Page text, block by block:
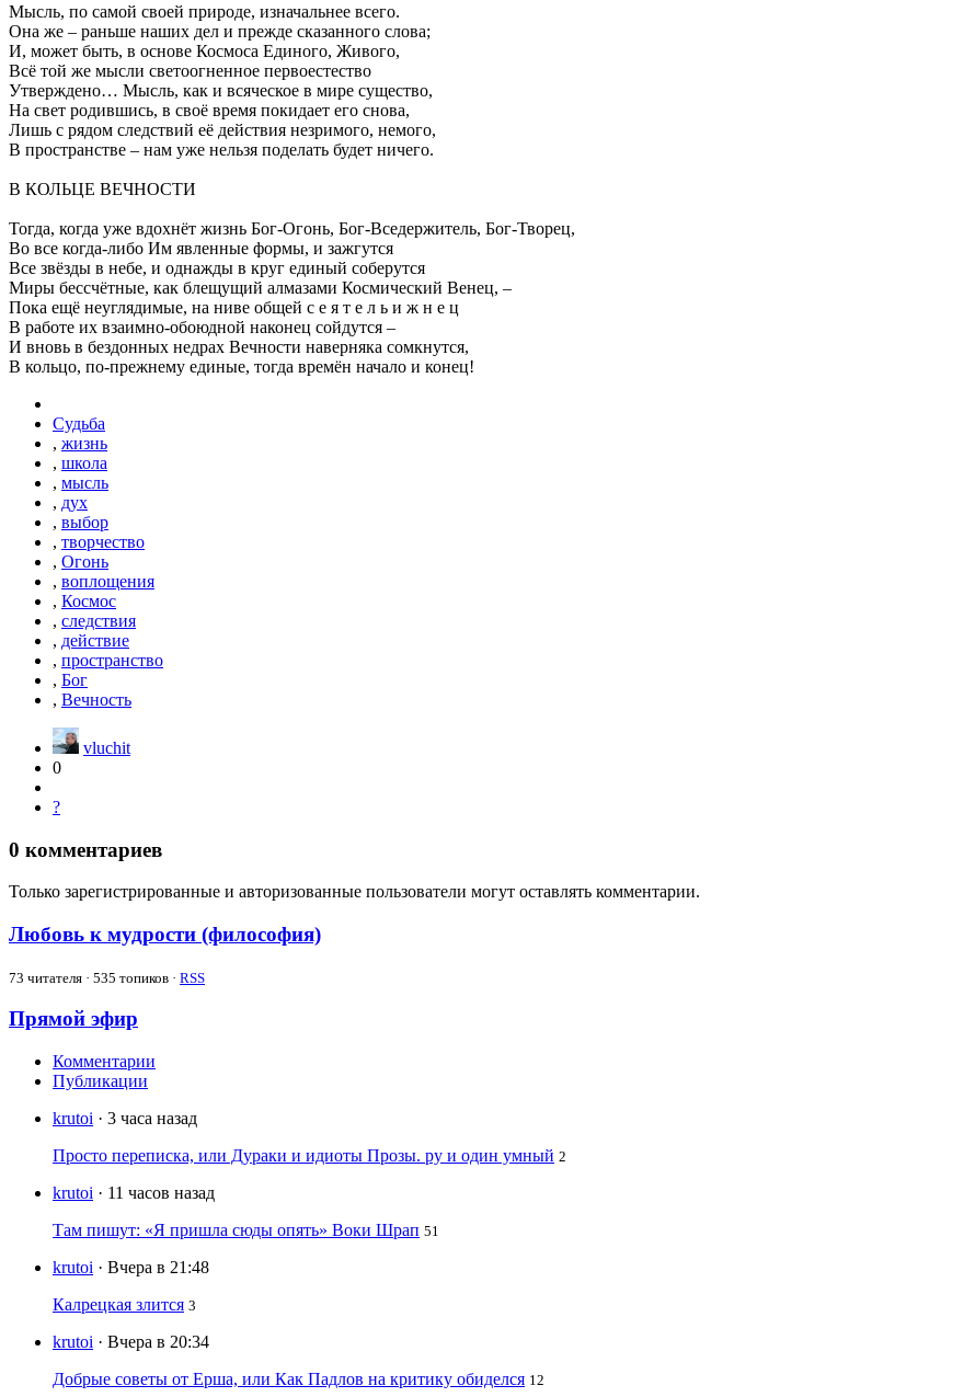
Мысль, по самой своей природе, изначальнее всего.
Она же – раньше наших дел и прежде сказанного слова;
И, может быть, в основе Космоса Единого, Живого,
Всё той же мысли светоогненное первоестество
Утверждено… Мысль, как и всяческое в мире существо,
На свет родившись, в своё время покидает его снова,
Лишь с рядом следствий её действия незримого, немого,
В пространстве – нам уже нельзя поделать будет ничего.
В КОЛЬЦЕ ВЕЧНОСТИ
Тогда, когда уже вдохнёт жизнь Бог-Огонь, Бог-Вседержитель, Бог-Творец,
Во все когда-либо Им явленные формы, и зажгутся
Все звёзды в небе, и однажды в круг единый соберутся
Миры бессчётные, как блещущий алмазами Космический Венец, –
Пока ещё неуглядимые, на ниве общей с е я т е л ь и ж н е ц
В работе их взаимно-обоюдной наконец сойдутся –
И вновь в бездонных недрах Вечности наверняка сомкнутся,
В кольцо, по-прежнему единые, тогда времён начало и конец!
Судьба
, жизнь
, школа
, мысль
, дух
, выбор
, творчество
, Огонь
, воплощения
, Космос
, следствия
, действие
, пространство
, Бог
, Вечность
vluchit
0
?
0 комментариев
Только зарегистрированные и авторизованные пользователи могут оставлять комментарии.
Любовь к мудрости (философия)
73 читателя · 535 топиков · RSS
Прямой эфир
Комментарии
Публикации
krutoi · 3 часа назад
Просто переписка, или Дураки и идиоты Прозы. ру и один умный 2
krutoi · 11 часов назад
Там пишут: «Я пришла сюды опять» Воки Шрап 51
krutoi · Вчера в 21:48
Калрецкая злится 3
krutoi · Вчера в 20:34
Добрые советы от Ерша, или Как Падлов на критику обиделся 12